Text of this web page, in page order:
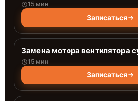
15 мин
Записаться
Замена мотора вентилятора
15 мин
Записаться